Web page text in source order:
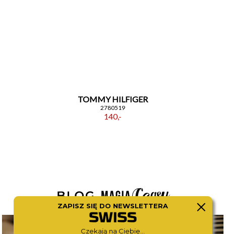
TOMMY HILFIGER
2780519
140,-
ZAPISZ SIĘ DO NEWSLETTERA
Czekają na Ciebie...